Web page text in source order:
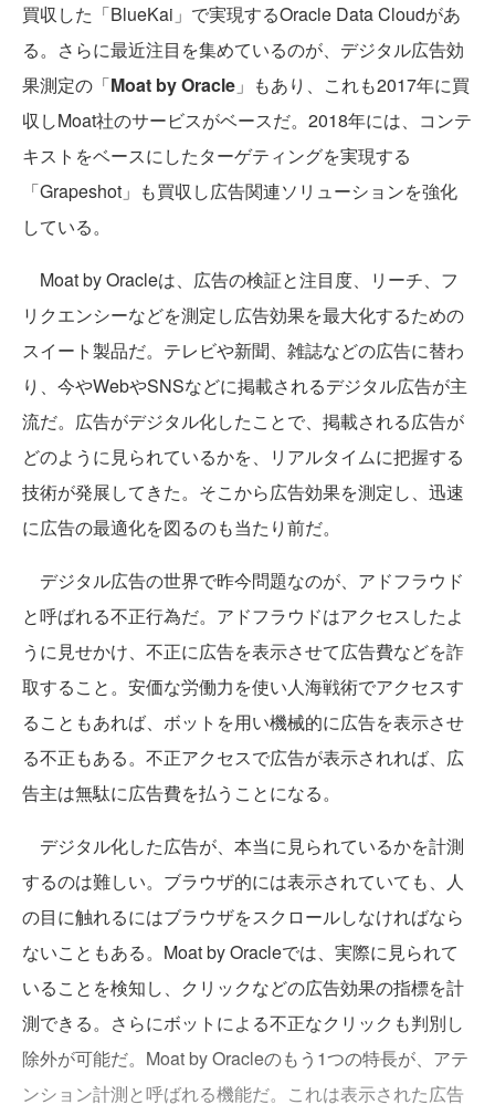
買収した「BlueKai」で実現するOracle Data Cloudがあ
る。さらに最近注目を集めているのが、デジタル広告効
果測定の「Moat by Oracle 」もあり、これも2017年に買
収しMoat社のサービスがベースだ。2018年には、コンテ
キストをベースにしたターゲティングを実現する
「Grapeshot」も買収し広告関連ソリューションを強化
している。
Moat by Oracleは、広告の検証と注目度、リーチ、フ
リクエンシーなどを測定し広告効果を最大化するための
スイート製品だ。テレビや新聞、雑誌などの広告に替わ
り、今やWebやSNSなどに掲載されるデジタル広告が主
流だ。広告がデジタル化したことで、掲載される広告が
どのように見られているかを、リアルタイムに把握する
技術が発展してきた。そこから広告効果を測定し、迅速
に広告の最適化を図るのも当たり前だ。
デジタル広告の世界で昨今問題なのが、アドフラウド
と呼ばれる不正行為だ。アドフラウドはアクセスしたよ
うに見せかけ、不正に広告を表示させて広告費などを詐
取すること。安価な労働力を使い人海戦術でアクセスす
ることもあれば、ボットを用い機械的に広告を表示させ
る不正もある。不正アクセスで広告が表示されれば、広
告主は無駄に広告費を払うことになる。
デジタル化した広告が、本当に見られているかを計測
するのは難しい。ブラウザ的には表示されていても、人
の目に触れるにはブラウザをスクロールしなければなら
ないこともある。Moat by Oracleでは、実際に見られて
いることを検知し、クリックなどの広告効果の指標を計
測できる。さらにボットによる不正なクリックも判別し
除外が可能だ。Moat by Oracleのもう1つの特長が、アテ
ンション計測と呼ばれる機能だ。これは表示された広告